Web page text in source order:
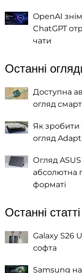
OpenAI
ChatGPT
чати
Останні
Доступна
огляд
Як зробити
огляд
Огляд
абсолютна
форматі
Останні статті
Galaxy S26
софта
Samsung на